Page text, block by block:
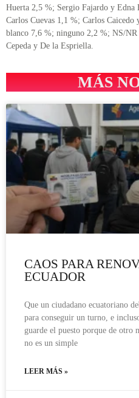
Huerta 2,5 %; Sergio Fajardo y
Carlos Cuevas 1,1 %; Carlos
blanco 7,6 %; ninguno 2,2 %; NS/NR
Cepeda y De la Espriella.
MÁS
CAOS PARA
ECUADOR
Que un ciudadano ecuatoriano
para conseguir un turno, e
guarde el puesto porque de otro
no es un simple
LEER MÁS »